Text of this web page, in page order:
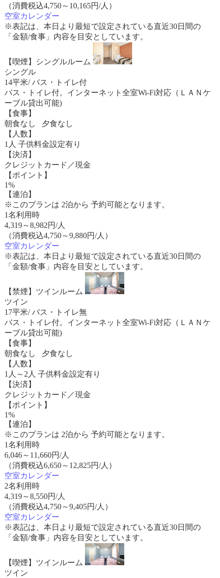
（消費税込4,750～10,165円/人）
空室カレンダー
※表記は、本日より最短で設定されている直近30日間の
「金額/食事」内容を目安としています。
【喫煙】シングルルーム
シングル
14平米/ バス・トイレ付
バス・トイレ付。インターネット全室Wi-Fi対応（ＬＡＮケ
ーブル貸出可能)
【食事】
朝食なし 夕食なし
【人数】
1人 子供料金設定有り
【決済】
クレジットカード／現金
【ポイント】
1%
【連泊】
※このプランは 2泊から 予約可能となります。
1名利用時
4,319～8,982円/人
（消費税込4,750～9,880円/人）
空室カレンダー
※表記は、本日より最短で設定されている直近30日間の
「金額/食事」内容を目安としています。
【禁煙】ツインルーム
ツイン
17平米/ バス・トイレ無
バス・トイレ付。インターネット全室Wi-Fi対応（ＬＡＮケ
ーブル貸出可能)
【食事】
朝食なし 夕食なし
【人数】
1人～2人 子供料金設定有り
【決済】
クレジットカード／現金
【ポイント】
1%
【連泊】
※このプランは 2泊から 予約可能となります。
1名利用時
6,046～ 11,660円/人
（消費税込6,650～12,825円/人）
空室カレンダー
2名利用時
4,319～8,550円/人
（消費税込4,750～9,405円/人）
空室カレンダー
※表記は、本日より最短で設定されている直近30日間の
「金額/食事」内容を目安としています。
【喫煙】ツインルーム
ツイン